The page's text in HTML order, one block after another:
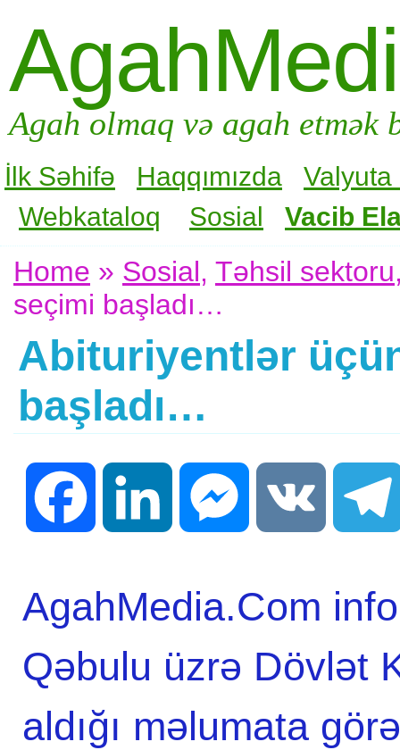
Agah olmaq və agah
İlk Səhifə Haqqımızda
Valyuta
Webkataloq
Sosial Vacib
Home » Sosial, Təhsil sektoru
seçimi başladı…
Abituriyentlər
başladı…
Facebook LinkedIn Messenger VK
AgahMedia.Com
Qəbulu üzrə Dövlət
aldığı məlumata